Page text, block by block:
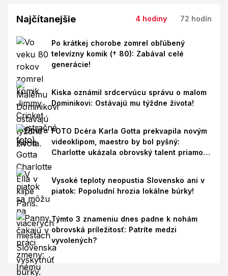
Najčítanejšie 4 hodiny 72 hodín
Po krátkej chorobe zomrel obľúbený
televízny komik († 80): Zabával celé
generácie!
Kiska oznámil srdcervúcu správu o malom
Dominikovi: Ostávajú mu týždne života!
FOTO Dcéra Karla Gotta prekvapila novým
videoklipom, maestro by bol pyšný:
Charlotte ukázala obrovský talent priamo v
Vysoké teploty neopustia Slovensko ani v
piatok: Popoludní hrozia lokálne búrky!
Týmto 3 znameniu dnes padne k nohám
obrovská príležitosť: Patríte medzi
vyvolených?